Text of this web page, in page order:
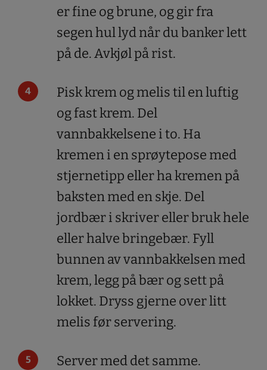
er fine og brune, og gir fra
segen hul lyd når du banker lett
på de. Avkjøl på rist.
Pisk krem og melis til en luftig
og fast krem. Del
vannbakkelsene i to. Ha
kremen i en sprøytepose med
stjernetipp eller ha kremen på
baksten med en skje. Del
jordbær i skriver eller bruk hele
eller halve bringebær. Fyll
bunnen av vannbakkelsen med
krem, legg på bær og sett på
lokket. Dryss gjerne over litt
melis før servering.
Server med det samme.